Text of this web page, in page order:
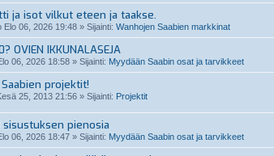
ja isot vilkut eteen ja taakse.
Elo 06, 2026 19:48 » Sijainti: Wanhojen Saabien markkinat
OVIEN IKKUNALASEJA
06, 2026 18:58 » Sijainti: Myydään Saabin osat ja tarvikkeet
projektit!
25, 2013 21:56 » Sijainti: Projektit
sisustuksen pienosia
06, 2026 18:47 » Sijainti: Myydään Saabin osat ja tarvikkeet